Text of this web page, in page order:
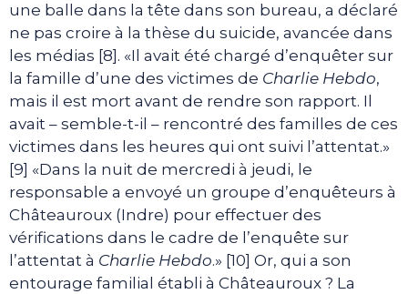
une balle dans la tête dans son bureau, a déclaré
ne pas croire à la thèse du suicide, avancée dans
les médias [8]. «Il avait été chargé d’enquêter sur
la famille d’une des victimes de Charlie Hebdo,
mais il est mort avant de rendre son rapport. Il
avait – semble-t-il – rencontré des familles de ces
victimes dans les heures qui ont suivi l’attentat.»
[9] «Dans la nuit de mercredi à jeudi, le
responsable a envoyé un groupe d’enquêteurs à
Châteauroux (Indre) pour effectuer des
vérifications dans le cadre de l’enquête sur
l’attentat à Charlie Hebdo.» [10] Or, qui a son
entourage familial établi à Châteauroux ? La